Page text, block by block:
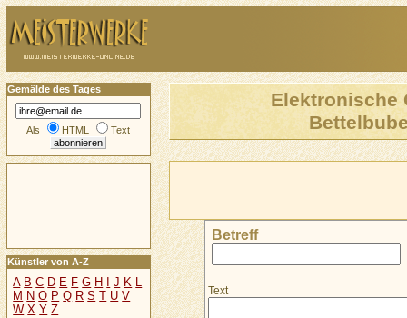
Elektronische
Betreff
Text
Gemälde des Tages
Als HTML Text
Künstler von A-Z
A B C D E F G H J K L
M N O P Q R S T U V
W X Y Z